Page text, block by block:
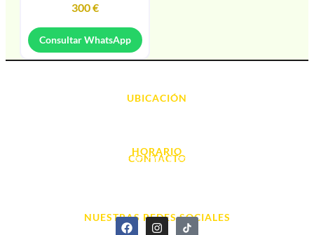
300€
Consultar WhatsApp
UBICACIÓN
HORARIO
L. - S. 10:00h a 22:00h
CONTACTO
NUESTRAS REDES SOCIALES